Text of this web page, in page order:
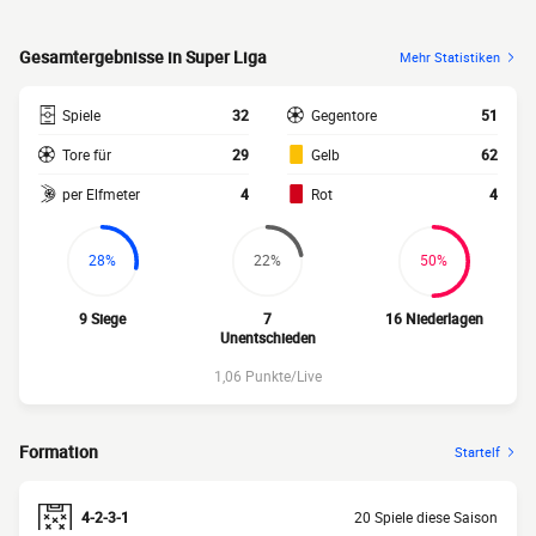
Gesamtergebnisse in Super Liga Mehr Statistiken
Spiele 32
Tore für 29
per Elfmeter 4
Gegentore 51
Gelb 62
Rot 4
28%
9 Siege
22%
7
Unentschieden
50%
16 Niederlagen
1,06 Punkte/Live
Formation Startelf
4-2-3-1 20 Spiele diese Saison